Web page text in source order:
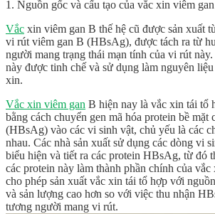
1. Nguồn gốc và cấu tạo của vắc xin viêm
Vắc xin viêm gan B thế hệ cũ được sản xuất
vi rút viêm gan B (HBsAg), được tách ra từ
người mang trạng thái mạn tính của vi rút
này được tinh chế và sử dụng làm nguyên
xin.
Vắc xin viêm gan B hiện nay là vắc xin tái tổ
bằng cách chuyển gen mã hóa protein bề mặt
(HBsAg) vào các vi sinh vật, chủ yếu là các
nhau. Các nhà sản xuất sử dụng các dòng vi
biểu hiện và tiết ra các protein HBsAg, từ đó
các protein này làm thành phần chính của
cho phép sản xuất vắc xin tái tổ hợp với
và sản lượng cao hơn so với việc thu nhận
tương người mang vi rút.